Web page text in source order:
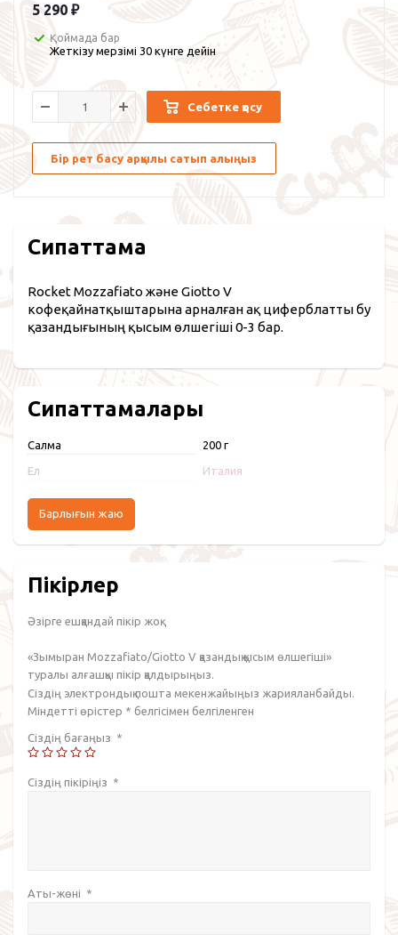
5 290 ₽
Қоймада бар
Жеткізу мерзімі 30 күнге дейін
Себетке қосу
Бір рет басу арқылы сатып алыңыз
Сипаттама
Rocket Mozzafiato және Giotto V
кофеқайнатқыштарына арналған ақ циферблатты бу
қазандығының қысым өлшегіші 0-3 бар.
Сипаттамалары
Салмақ 200 г
Ел Италия
Барлығын жаю
Пікірлер
Әзірге ешқандай пікір жоқ.
«Зымыран Mozzafiato/Giotto V қазандық қысым өлшегіші»
туралы алғашқы пікір қалдырыңыз.
Сіздің электрондық пошта мекенжайыңыз жарияланбайды.
Міндетті өрістер * белгісімен белгіленген
Сіздің бағаңыз *
Сіздің пікіріңіз *
Аты-жөні *